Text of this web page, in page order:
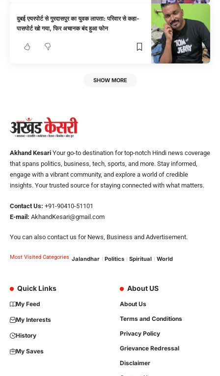
दुबई एयरपोर्ट से गुरदासपुर का युवक लापता: परिवार से कहा-
पासपोर्ट खो गया, फिर अचानक बंद हुआ फोन
SHOW MORE
Akhand Kesari Your go-to destination for top-notch Hindi news coverage
that spans politics, business, tech, sports, and more. Stay informed,
engage with a vibrant community, and explore a world of credible
insights. Your trusted source for staying connected with what matters.
Contact Us: +91-90410-51101
E-mail: AkhandKesari@gmail.com
You can also contact us for News, Business and Advertisement.
Most Visited Categories Jalandhar Politics Spiritual World
Quick Links
My Feed
My Interests
History
My Saves
About US
About Us
Terms and Conditions
Privacy Policy
Grievance Redressal
Disclaimer